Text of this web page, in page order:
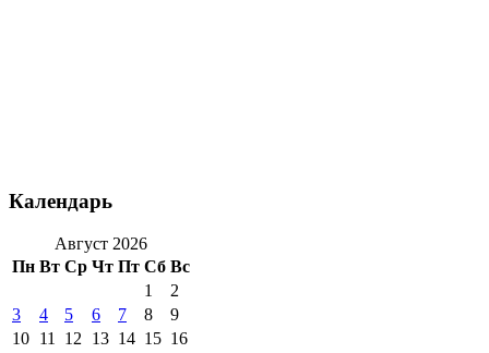
Календарь
Август 2026
Пн Вт Ср Чт Пт Сб Вс
1
2
3
4 5 6 7 8
9
10 11 12 13 14 15 16